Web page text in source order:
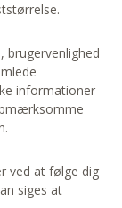
brugervenlighed
informationer
ved at følge dig
siges at